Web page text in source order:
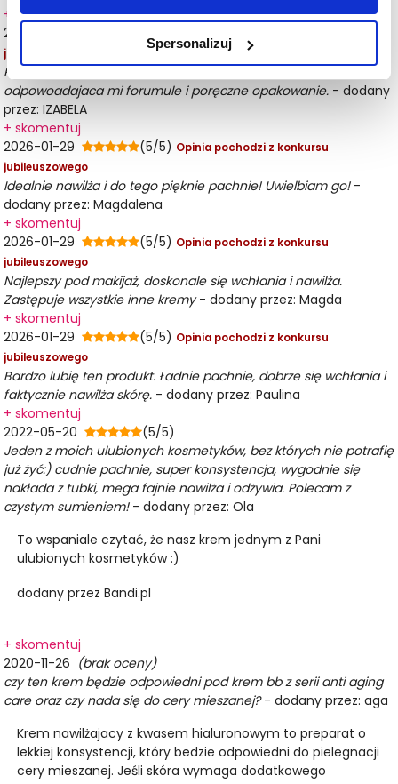
Spersonalizuj
+ skomentuj
2026-01-29
jubileuszowego
Pięknie rozświetlił moja skórę i nadal jej blask. Ma bardzo
odpowoadajaca mi forumule i poręczne opakowanie. - dodany
przez: IZABELA
+ skomentuj
2026-01-29
(5/5) Opinia pochodzi z konkursu
jubileuszowego
Idealnie nawilża i do tego pięknie pachnie! Uwielbiam go!-
dodany przez: Magdalena
+ skomentuj
2026-01-29
(5/5) Opinia pochodzi z konkursu
jubileuszowego
Najlepszy pod makijaż, doskonale się wchłania i nawilża.
Zastępuje wszystkie inne kremy- dodany przez: Magda
+ skomentuj
2026-01-29
(5/5) Opinia pochodzi z konkursu
jubileuszowego
Bardzo lubię ten produkt. Ładnie pachnie, dobrze się wchłania i
faktycznie nawilża skórę. - dodany przez: Paulina
+ skomentuj
2022-05-20
(5/5)
Jeden z moich ulubionych kosmetyków, bez których nie potrafię
już żyć:) cudnie pachnie, super konsystencja, wygodnie się
nakłada z tubki, mega fajnie nawilża i odżywia. Polecam z
czystym sumieniem! - dodany przez: Ola
To wspaniale czytać, że nasz krem jednym z Pani
ulubionych kosmetyków :)
dodany przez Bandi.pl
+ skomentuj
2020-11-26 (brak oceny)
czy ten krem będzie odpowiedni pod krem bb z serii anti aging
care oraz czy nada się do cery mieszanej?- dodany przez: aga
Krem nawilżajacy z kwasem hialuronowym to preparat o
lekkiej konsystencji, który bedzie odpowiedni do pielegnacji
cery mieszanej. Jeśli skóra wymaga dodatkowego